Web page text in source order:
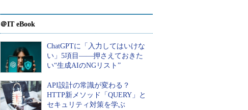
＠IT eBook
ChatGPTに「入力してはいけな
い」5項目――押さえておきた
い“生成AIのNGリスト”
API設計の常識が変わる？
HTTP新メソッド「QUERY」と
セキュリティ対策を学ぶ